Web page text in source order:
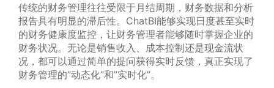
传统的财务管理往往受限于月结周期，财务数据和分析
报告具有明显的滞后性。ChatBI能够实现日度甚至实时
的财务健康度监控，让财务管理者能够随时掌握企业的
财务状况。无论是销售收入、成本控制还是现金流状
况，都可以通过简单的提问获得实时反馈，真正实现了
财务管理的”动态化”和”实时化”。